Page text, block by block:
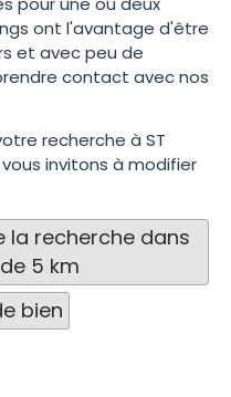
ont l'avantage d'être
et avec peu de
contact avec nos
recherche à ST
vous invitons à modifier
la recherche dans
5 km
bien